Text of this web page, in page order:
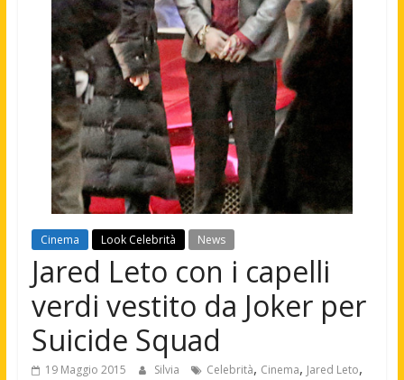
Cinema Look Celebrità News
Jared Leto con i capelli
verdi vestito da Joker per
Suicide Squad
19 Maggio 2015 Silvia Celebrità, Cinema, Jared Leto,